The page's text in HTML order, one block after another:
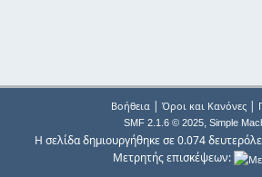
Βοήθεια| Όροι και Κανόνες|
SMF 2.1.6 © 2025, Simple
Η σελίδα δημιουργήθηκε σε 0.074
Μετρητής επισκέψεων: